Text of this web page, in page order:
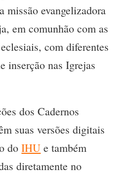
missão evangelizadora
em comunhão com as
com diferentes
inserção nas Igrejas
dos Cadernos
suas versões digitais
doIHU e também
diretamente no